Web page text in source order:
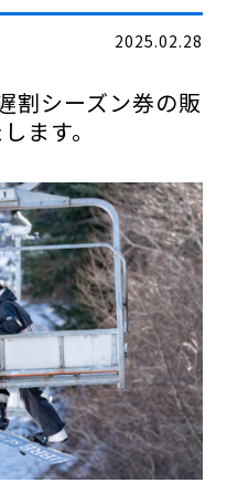
2025.02.28
割シーズン券の販
ます。